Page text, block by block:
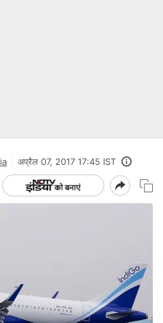
अप्रैल 07, 2017 17:45 IST